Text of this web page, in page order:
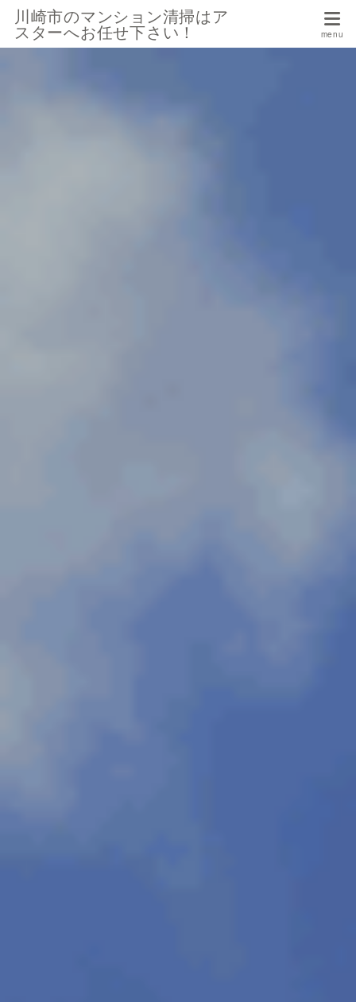
川崎市のマンション清掃はア
スターへお任せ下さい！